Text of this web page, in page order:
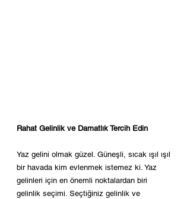
Rahat Gelinlik ve Damatlık Tercih Edin
Yaz gelini olmak güzel. Güneşli, sıcak ışıl ışıl
bir havada kim evlenmek istemez ki. Yaz
gelinleri için en önemli noktalardan biri
gelinlik seçimi. Seçtiğiniz gelinlik ve